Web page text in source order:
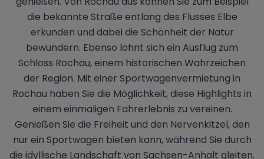
die bekannte Straße entlang des Flusses Elbe
erkunden und dabei die Schönheit der Natur
bewundern. Ebenso lohnt sich ein Ausflug zum
Schloss Rochau, einem historischen Wahrzeichen
der Region. Mit einer Sportwagenvermietung in
Rochau haben Sie die Möglichkeit, diese Highlights in
einem einmaligen Fahrerlebnis zu vereinen.
Genießen Sie die Freiheit und den Nervenkitzel, den
nur ein Sportwagen bieten kann, während Sie durch
die idyllische Landschaft von Sachsen-Anhalt gleiten.